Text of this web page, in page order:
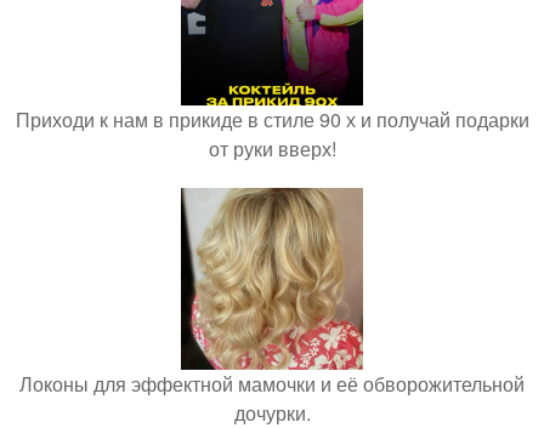
Приходи к нам в прикиде в стиле 90 х и получай подарки
от руки вверх!
Локоны для эффектной мамочки и её обворожительной
дочурки.